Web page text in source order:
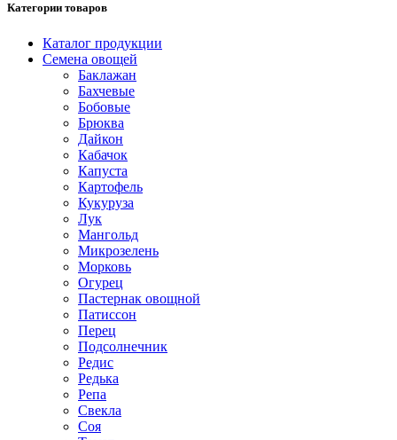
Категории товаров
Каталог продукции
Семена овощей
Баклажан
Бахчевые
Бобовые
Брюква
Дайкон
Кабачок
Капуста
Картофель
Кукуруза
Лук
Мангольд
Микрозелень
Морковь
Огурец
Пастернак овощной
Патиссон
Перец
Подсолнечник
Редис
Редька
Репа
Свекла
Соя